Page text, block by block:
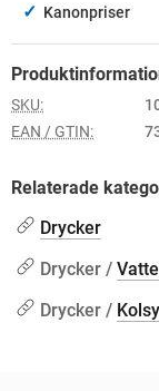
✓ Kanonpriser
SKU:
EAN / GTIN:
Relaterade
Drycker
Drycker /
Drycker /